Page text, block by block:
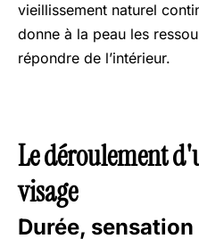
vieillissement naturel
donne à la peau les
répondre de l’intérieur.
Le déroulement
visage
Durée,